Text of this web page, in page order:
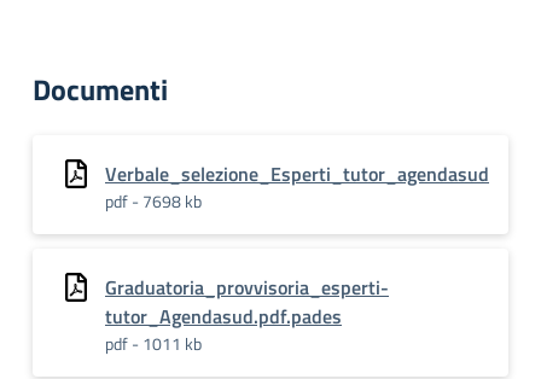
Documenti
Verbale_selezione_Esperti_tutor_agendasud
pdf - 7698 kb
Graduatoria_provvisoria_esperti-
tutor_Agendasud.pdf.pades
pdf - 1011 kb